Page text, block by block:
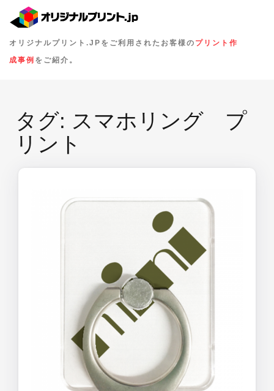
オリジナルプリント.JPをご利用されたお客様の プリント作
成事例 をご紹介。
タグ: スマホリング プ
リント